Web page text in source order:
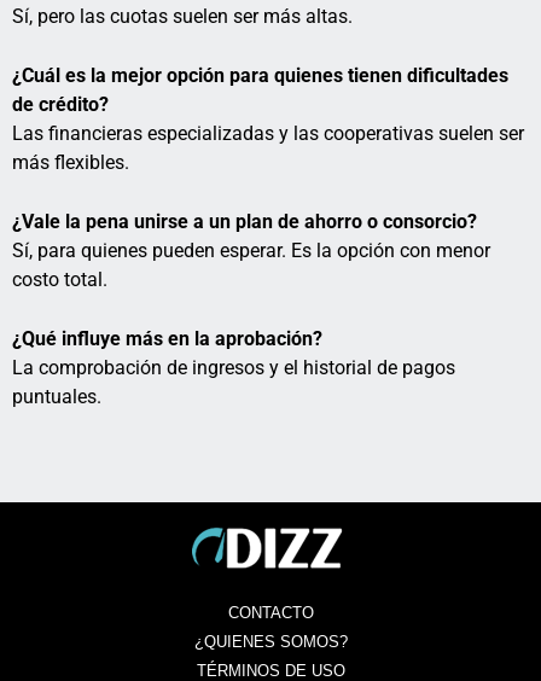
Sí, pero las cuotas suelen ser más altas.
¿Cuál es la mejor opción para quienes tienen dificultades
de crédito?
Las financieras especializadas y las cooperativas suelen ser
más flexibles.
¿Vale la pena unirse a un plan de ahorro o consorcio?
Sí, para quienes pueden esperar. Es la opción con menor
costo total.
¿Qué influye más en la aprobación?
La comprobación de ingresos y el historial de pagos
puntuales.
CONTACTO
¿QUIENES SOMOS?
TÉRMINOS DE USO